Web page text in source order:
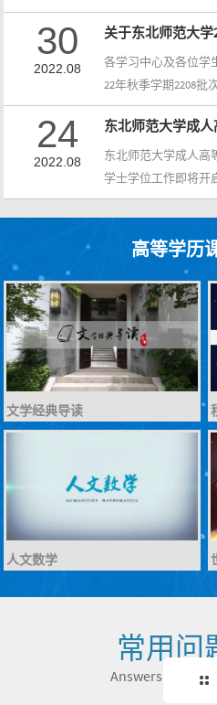
知如下：一、考试安
月1日，已报名缴费
（试行）>的通知》
校网络教育非英语专
中，外语水平要求条
课《大学英语》全国
的内容。为此，我校
理完《大学英语B》
30
2022.08
各学习中心及各位学
22年秋季学期2208批
提交。参加本次写作
“学生中心”左侧的“
一、环节要求2208
稿、终稿三个写作环
下一环节写作。提纲
件。二、查重要求论
24
2022.08
东北师范大学成人高
学士学位工作即将开
请学士学位条件
参照《东北师范大
位过渡办法》（院发
相关条件，2021年1
照《东北师范大学
实施细则(试行)》（
高等学历
文学经典导读
人文数学
常用问
Answers to